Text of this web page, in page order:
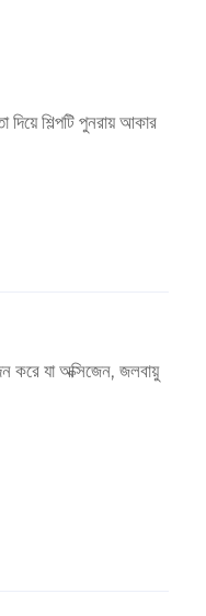
শিল্পটি পুনরায় আকার
করে যা অক্সিজেন, জলবায়ু